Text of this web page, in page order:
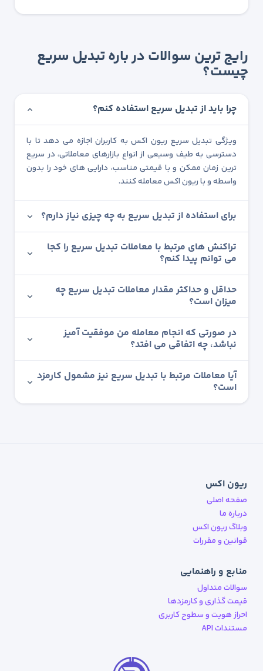
رایج ترین سوالات در باره تبدیل سریع
چیست؟
چرا باید از تبدیل سریع استفاده کنم؟
ویژگی تبدیل سریع ریون اکس به کاربران اجازه می دهد تا با
دسترسی به طیف وسیعی از انواع بازارهای معاملاتی، در سریع
ترین زمان ممکن و با قیمتی مناسب، دارایی های خود را بدون
واسطه و با ریون اکس معامله کنند.
برای استفاده از تبدیل سریع به چه چیزی نیاز دارم؟
تراکنش های مرتبط با معاملات تبدیل سریع را کجا
می توانم پیدا کنم؟
حداقل و حداکثر مقدار معاملات تبدیل سریع چه
میزان است؟
در صورتی که انجام معامله من موفقیت آمیز
نباشد، چه اتفاقی می افتد؟
آیا معاملات مرتبط با تبدیل سریع نیز مشمول کارمزد
است؟
ریون اکس
صفحه اصلی
درباره ما
وبلاگ ریون اکس
قوانین و مقررات
منابع و راهنمایی
سوالات متداول
قیمت گذاری و کارمزدها
احراز هویت و سطوح کاربری
مستندات API